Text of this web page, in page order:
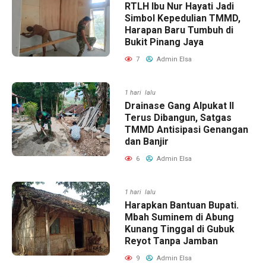
RTLH Ibu Nur Hayati Jadi
Simbol Kepedulian TMMD,
Harapan Baru Tumbuh di
Bukit Pinang Jaya
7 Admin Elsa
1 hari lalu
Drainase Gang Alpukat II
Terus Dibangun, Satgas
TMMD Antisipasi Genangan
dan Banjir
6 Admin Elsa
1 hari lalu
Harapkan Bantuan Bupati.
Mbah Suminem di Abung
Kunang Tinggal di Gubuk
Reyot Tanpa Jamban
9 Admin Elsa